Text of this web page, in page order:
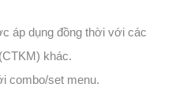
áp dụng đồng thời với các
khác.
combo/set menu.